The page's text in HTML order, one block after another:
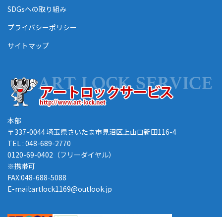
SDGsへの取り組み
プライバシーポリシー
サイトマップ
本部
〒337-0044 埼玉県さいたま市見沼区上山口新田116-4
TEL : 048-689-2770
0120-69-0402（フリーダイヤル）
※携帯可
FAX:048-688-5088
E-mail:artlock1169@outlook.jp